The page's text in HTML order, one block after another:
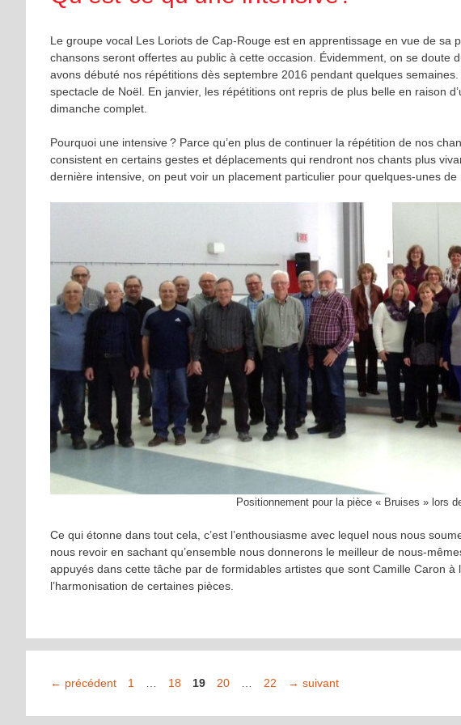
Le groupe vocal Les Loriots de Cap-Rouge est en apprentissage en vue de sa
chansons seront offertes au public à cette occasion. Évidemment, on se doute
avons débuté nos répétitions dès septembre 2016 pendant quelques
spectacle de Noël. En janvier, les répétitions ont repris de plus belle en raison
dimanche complet.
Pourquoi une intensive ? Parce qu’en plus de continuer la répétition de nos
consistent en certains gestes et déplacements qui rendront nos chants plus
dernière intensive, on peut voir un placement particulier pour quelques-unes de
Positionnement pour la pièce « Bruises » lors
Ce qui étonne dans tout cela, c’est l’enthousiasme avec lequel nous nous
nous revoir en sachant qu’ensemble nous donnerons le meilleur de nous-
appuyés dans cette tâche par de formidables artistes que sont Camille Caron
l’harmonisation de certaines pièces.
← précédent Page
1 Page
18 Page
19 Page
20 Page
22 → suivant